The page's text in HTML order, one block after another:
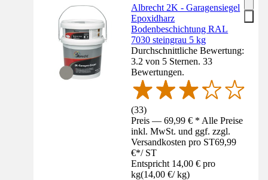
Albrecht 2K - Garagensiegel
Epoxidharz
Bodenbeschichtung RAL
7030 steingrau 5 kg
Durchschnittliche Bewertung:
3.2 von 5 Sternen. 33
Bewertungen.
(33)
Preis — 69,99 € * Alle Preise
inkl. MwSt. und ggf. zzgl.
Versandkosten pro ST69,99
€*/ ST
Entspricht 14,00 € pro
kg(14,00 €/ kg)